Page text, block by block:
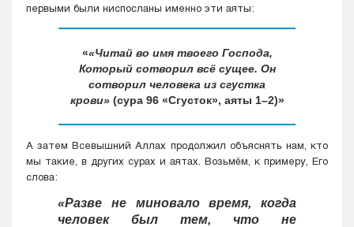
первыми были ниспосланы именно эти аяты:
«Читай во имя твоего Господа,
Который сотворил всё сущее. Он
сотворил человека из сгустка
крови»(сура 96 «Сгусток», аяты 1–2)
А затем Всевышний Аллах продолжил объяснять нам, кто
мы такие, в других сурах и аятах. Возьмём, к примеру, Его
слова:
«Разве не миновало время, когда
человек был тем, что не